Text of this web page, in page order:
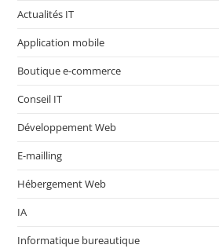
Actualités IT
Application mobile
Boutique e-commerce
Conseil IT
Développement Web
E-mailling
Hébergement Web
IA
Informatique bureautique